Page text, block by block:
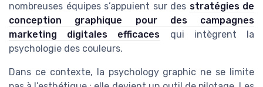
nombreuses équipes s’appuient sur des stratégies de
conception graphique pour des campagnes
marketing digitales efficaces qui intègrent la
psychologie des couleurs.
Dans ce contexte, la psychology graphic ne se limite